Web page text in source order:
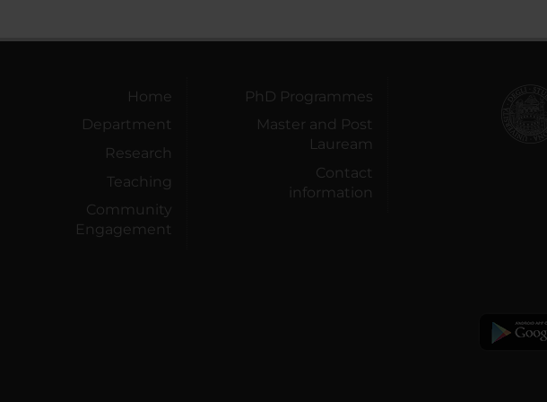
Home
Department
Research
Teaching
Community
Engagement
PhD Programmes
Master and Post
Lauream
Contact
information